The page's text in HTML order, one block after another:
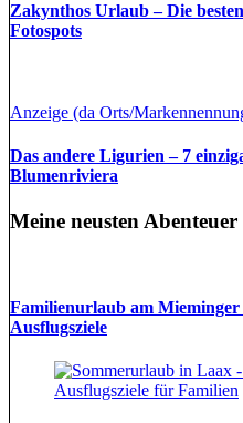
Zakynthos Urlaub – Die
Fotospots
Anzeige (da Orts/
Das andere Ligurien – 7
Blumenriviera
Meine neusten Abenteuer
Familienurlaub am
Ausflugsziele